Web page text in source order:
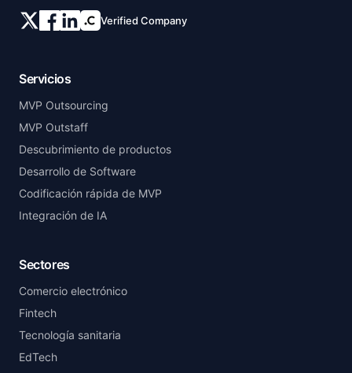
Verified Company
Servicios
MVP Outsourcing
MVP Outstaff
Descubrimiento de productos
Desarrollo de Software
Codificación rápida de MVP
Integración de IA
Sectores
Comercio electrónico
Fintech
Tecnología sanitaria
EdTech